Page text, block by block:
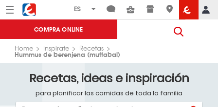
Menú Eroski
COMPRA ONLINE
Home Inspirate Recetas
Hummus de berenjena (muttabal)
Recetas, ideas e inspiración
para planificar las comidas de toda la familia